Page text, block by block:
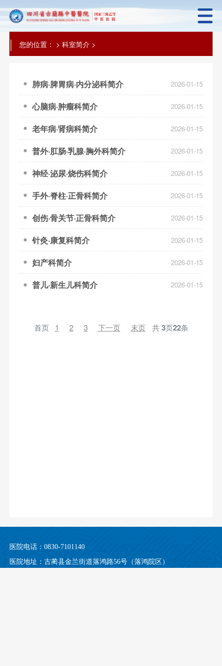
| 您的位置： > 科室简介>
肺病·脾胃病·内分泌科简介 2026-01-15
心脑病·肿瘤科简介 2026-01-15
老年病·肾病科简介 2026-01-15
普外·肛肠·乳腺·胸外科简介 2026-01-15
神经·泌尿·烧伤科简介 2026-01-15
手外·脊柱·正骨科简介 2026-01-15
创伤·骨关节·正骨科简介 2026-01-15
针灸·康复科简介 2026-01-15
妇产科简介 2026-01-15
普儿·新生儿科简介 2026-01-15
首页 1 2 3 下一页 末页 共3页22条
医院电话：0830-7101140
医院地址：古蔺县金兰街道落鸿路56号（落鸿院区）